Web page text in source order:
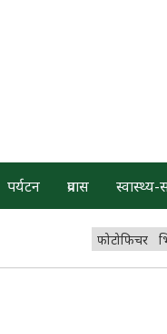
पर्यटन प्रवास स्वास्थ्य-
फोटोफिचर